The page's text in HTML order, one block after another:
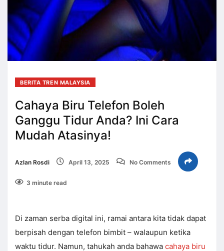
BERITA TREN MALAYSIA
Cahaya Biru Telefon Boleh
Ganggu Tidur Anda? Ini Cara
Mudah Atasinya!
Azlan Rosdi April 13, 2025 No Comments
3 minute read
Di zaman serba digital ini, ramai antara kita tidak dapat
berpisah dengan telefon bimbit – walaupun ketika
waktu tidur. Namun, tahukah anda bahawa cahaya biru